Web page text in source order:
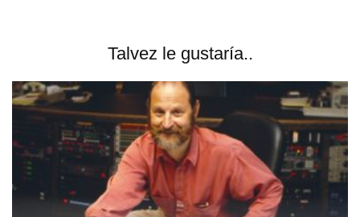
Talvez le gustaría..